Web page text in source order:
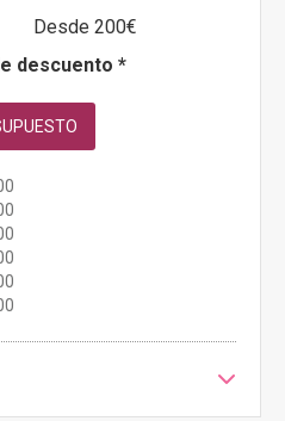
Desde 200€
descuento *